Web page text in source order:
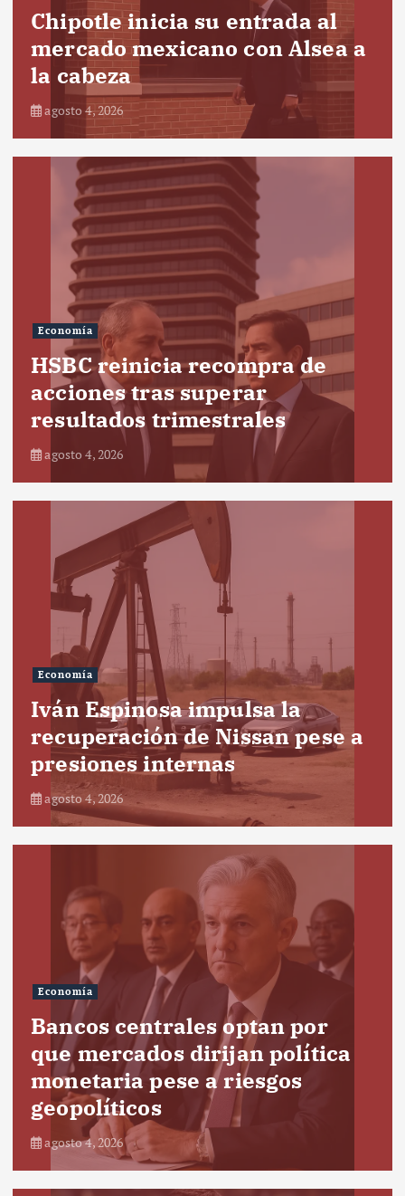
Chipotle inicia su entrada al
mercado mexicano con Alsea a
la cabeza
agosto 4, 2026
Economía
HSBC reinicia recompra de
acciones tras superar
resultados trimestrales
agosto 4, 2026
Economía
Iván Espinosa impulsa la
recuperación de Nissan pese a
presiones internas
agosto 4, 2026
Economía
Bancos centrales optan por
que mercados dirijan política
monetaria pese a riesgos
geopolíticos
agosto 4, 2026